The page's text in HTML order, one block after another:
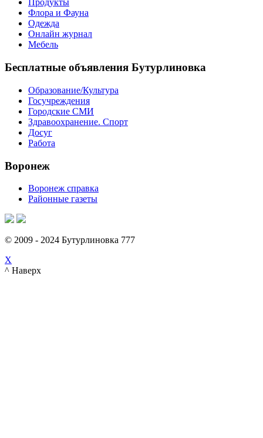
Продукты
Флора и Фауна
Одежда
Онлайн журнал
Мебель
Бесплатные объявления Бутурлиновка
Образование/Культура
Госучреждения
Городские СМИ
Здравоохранение. Спорт
Досуг
Работа
Воронеж
Воронеж справка
Районные газеты
© 2009 - 2024 Бутурлиновка 777
X
^ Наверх